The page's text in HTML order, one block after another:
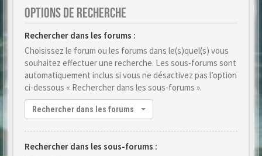
OPTIONS DE RECHERCHE
Rechercher dans les forums :
Choisissez le forum ou les forums dans le(s)quel(s) vous
souhaitez effectuer une recherche. Les sous-forums sont
automatiquement inclus si vous ne désactivez pas l’option
ci-dessous « Rechercher dans les sous-forums ».
Rechercher dans les forums
Rechercher dans les sous-forums :